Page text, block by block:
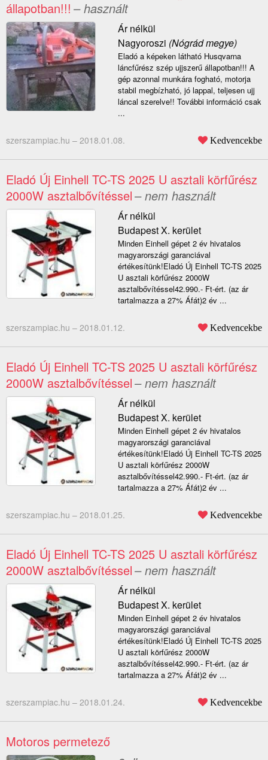
állapotban!!! – használt
Ár nélkül
Nagyoroszi (Nógrád megye)
Eladó a képeken látható Husqvarna
láncfűrész szép ujjszerű állapotban!!! A
gép azonnal munkára fogható, motorja
stabil megbízható, jó lappal, teljesen ujj
láncal szerelve!! További információ csak
...
szerszampiac.hu – 2018.01.08. Kedvencekbe
Eladó Új Einhell TC-TS 2025 U asztali körfűrész
2000W asztalbővítéssel– nem használt
Ár nélkül
Budapest X. kerület
Minden Einhell gépet 2 év hivatalos
magyarországi garanciával
értékesítünk!Eladó Új Einhell TC-TS 2025
U asztali körfűrész 2000W
asztalbővítéssel42.990.- Ft-ért. (az ár
tartalmazza a 27% Áfát)2 év ...
szerszampiac.hu – 2018.01.12. Kedvencekbe
Eladó Új Einhell TC-TS 2025 U asztali körfűrész
2000W asztalbővítéssel– nem használt
Ár nélkül
Budapest X. kerület
Minden Einhell gépet 2 év hivatalos
magyarországi garanciával
értékesítünk!Eladó Új Einhell TC-TS 2025
U asztali körfűrész 2000W
asztalbővítéssel42.990.- Ft-ért. (az ár
tartalmazza a 27% Áfát)2 év ...
szerszampiac.hu – 2018.01.25. Kedvencekbe
Eladó Új Einhell TC-TS 2025 U asztali körfűrész
2000W asztalbővítéssel– nem használt
Ár nélkül
Budapest X. kerület
Minden Einhell gépet 2 év hivatalos
magyarországi garanciával
értékesítünk!Eladó Új Einhell TC-TS 2025
U asztali körfűrész 2000W
asztalbővítéssel42.990.- Ft-ért. (az ár
tartalmazza a 27% Áfát)2 év ...
szerszampiac.hu – 2018.01.24. Kedvencekbe
Motoros permetező